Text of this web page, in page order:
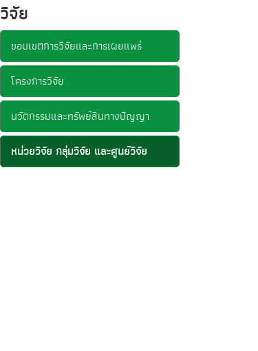
วิจัย
ขอบเขตการวิจัยและการเผยแพร่
โครงการวิจัย
นวัตกรรมและทรัพย์สินทางปัญญา
หน่วยวิจัย กลุ่มวิจัย และศูนย์วิจัย